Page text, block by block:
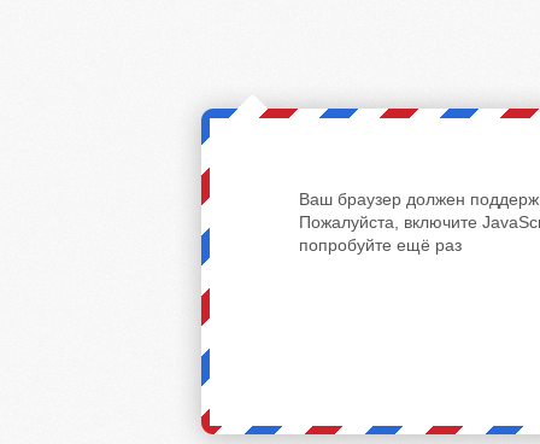
Ваш браузер должен
Пожалуйста, включите
попробуйте ещё раз